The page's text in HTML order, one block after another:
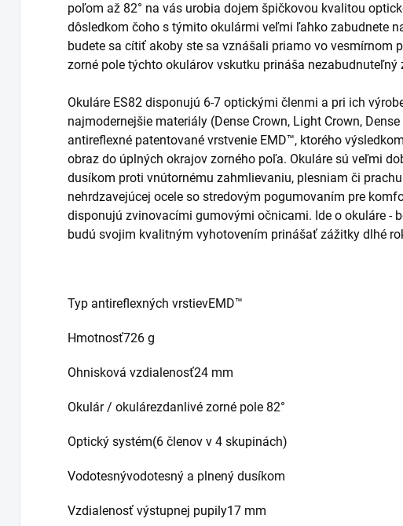
poľom až 82° na vás urobia dojem špičkovou kvalitou
dôsledkom čoho s týmito okulármi veľmi ľahko zabudnete
budete sa cítiť akoby ste sa vznášali priamo vo vesmírnom
zorné pole týchto okulárov vskutku prináša nezabudnuteľný
Okuláre ES82 disponujú 6-7 optickými členmi a pri ich
najmodernejšie materiály (Dense Crown, Light Crown,
antireflexné patentované vrstvenie EMD™, ktorého
obraz do úplných okrajov zorného poľa. Okuláre sú veľmi
dusíkom proti vnútornému zahmlievaniu, plesniam či
nehrdzavejúcej ocele so stredovým pogumovaním pre
disponujú zvinovacími gumovými očnicami. Ide o okuláre -
budú svojim kvalitným vyhotovením prinášať zážitky dlhé
Typ antireflexných vrstievEMD™
Hmotnosť726 g
Ohnisková vzdialenosť24 mm
Okulár / okulárezdanlivé zorné pole 82°
Optický systém(6 členov v 4 skupinách)
Vodotesnývodotesný a plnený dusíkom
Vzdialenosť výstupnej pupily17 mm